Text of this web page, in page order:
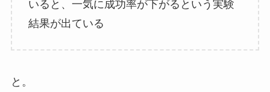
いると、一気に成功率が下がるという実験
結果が出ている
と。